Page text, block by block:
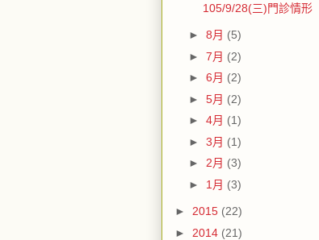
105/9/28(三)門診情形
► 8月 (5)
► 7月 (2)
► 6月 (2)
► 5月 (2)
► 4月 (1)
► 3月 (1)
► 2月 (3)
► 1月 (3)
► 2015 (22)
► 2014 (21)